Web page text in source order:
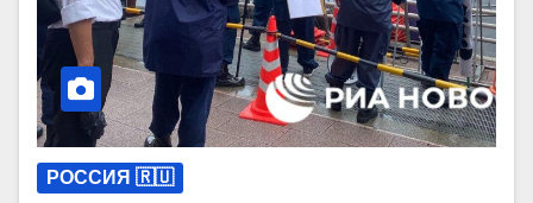
РОССИЯ 🇷🇺